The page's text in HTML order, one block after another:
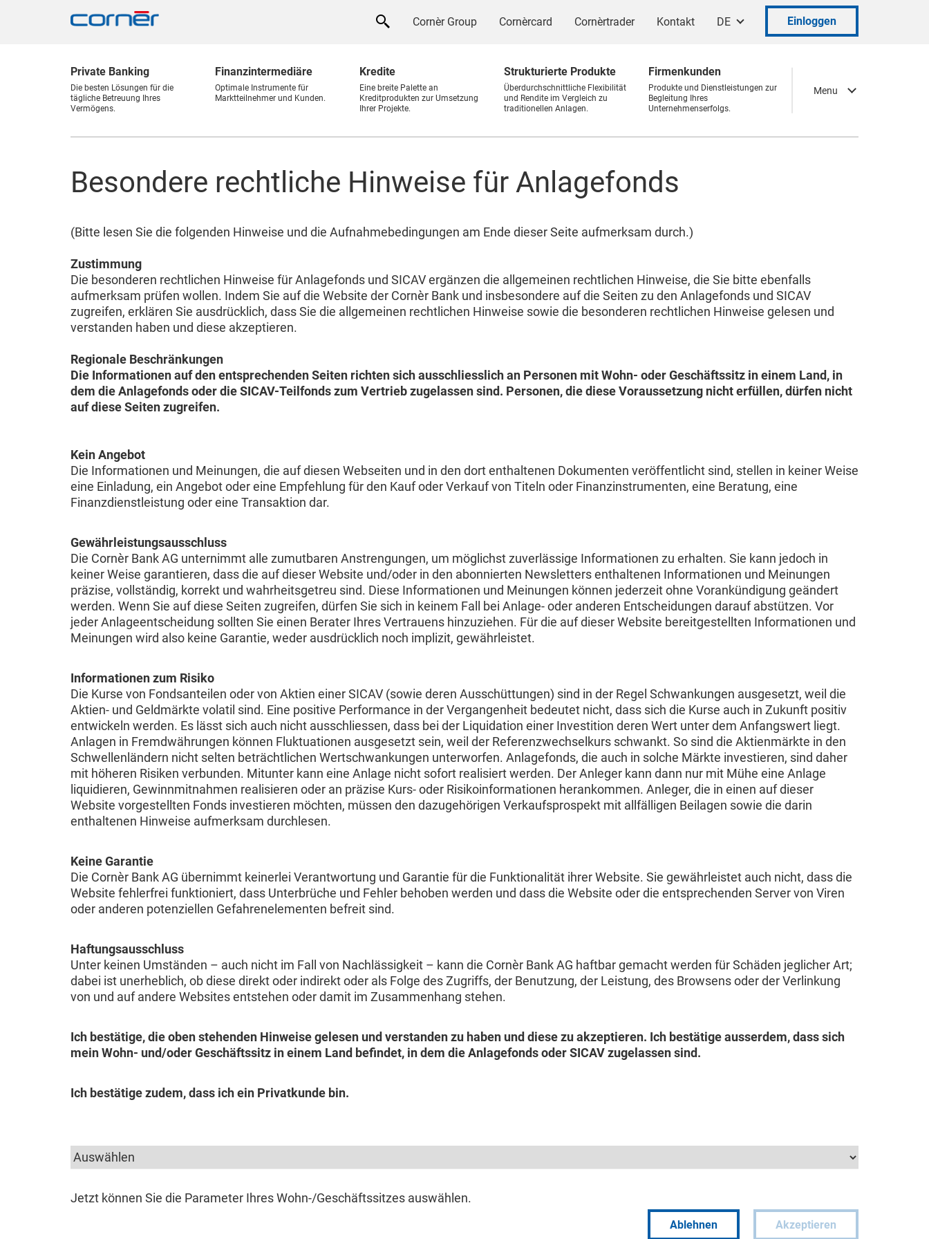
Cornèr Group Cornèrcard Cornèrtrader Kontakt DE Einloggen
Menu
Private Banking
Die besten Lösungen für die
tägliche Betreuung Ihres
Vermögens.
Finanzintermediäre
Optimale Instrumente für
Marktteilnehmer und Kunden.
Kredite
Eine breite Palette an
Kreditprodukten zur Umsetzung
Ihrer Projekte.
Strukturierte Produkte
Überdurchschnittliche Flexibilität
und Rendite im Vergleich zu
traditionellen Anlagen.
Firmenkunden
Produkte und Dienstleistungen zur
Begleitung Ihres
Unternehmenserfolgs.
Besondere rechtliche Hinweise für Anlagefonds
(Bitte lesen Sie die folgenden Hinweise und die Aufnahmebedingungen am Ende dieser Seite aufmerksam durch.)
Zustimmung
Die besonderen rechtlichen Hinweise für Anlagefonds und SICAV ergänzen die allgemeinen rechtlichen Hinweise, die Sie bitte ebenfalls
aufmerksam prüfen wollen. Indem Sie auf die Website der Cornèr Bank und insbesondere auf die Seiten zu den Anlagefonds und SICAV
zugreifen, erklären Sie ausdrücklich, dass Sie die allgemeinen rechtlichen Hinweise sowie die besonderen rechtlichen Hinweise gelesen und
verstanden haben und diese akzeptieren.
Regionale Beschränkungen
Die Informationen auf den entsprechenden Seiten richten sich ausschliesslich an Personen mit Wohn- oder Geschäftssitz in einem Land, in
dem die Anlagefonds oder die SICAV-Teilfonds zum Vertrieb zugelassen sind. Personen, die diese Voraussetzung nicht erfüllen, dürfen nicht
auf diese Seiten zugreifen.
Kein Angebot
Die Informationen und Meinungen, die auf diesen Webseiten und in den dort enthaltenen Dokumenten veröffentlicht sind, stellen in keiner Weise
eine Einladung, ein Angebot oder eine Empfehlung für den Kauf oder Verkauf von Titeln oder Finanzinstrumenten, eine Beratung, eine
Finanzdienstleistung oder eine Transaktion dar.
Gewährleistungsausschluss
Die Cornèr Bank AG unternimmt alle zumutbaren Anstrengungen, um möglichst zuverlässige Informationen zu erhalten. Sie kann jedoch in
keiner Weise garantieren, dass die auf dieser Website und/oder in den abonnierten Newsletters enthaltenen Informationen und Meinungen
präzise, vollständig, korrekt und wahrheitsgetreu sind. Diese Informationen und Meinungen können jederzeit ohne Vorankündigung geändert
werden. Wenn Sie auf diese Seiten zugreifen, dürfen Sie sich in keinem Fall bei Anlage- oder anderen Entscheidungen darauf abstützen. Vor
jeder Anlageentscheidung sollten Sie einen Berater Ihres Vertrauens hinzuziehen. Für die auf dieser Website bereitgestellten Informationen und
Meinungen wird also keine Garantie, weder ausdrücklich noch implizit, gewährleistet.
Informationen zum Risiko
Die Kurse von Fondsanteilen oder von Aktien einer SICAV (sowie deren Ausschüttungen) sind in der Regel Schwankungen ausgesetzt, weil die
Aktien- und Geldmärkte volatil sind. Eine positive Performance in der Vergangenheit bedeutet nicht, dass sich die Kurse auch in Zukunft positiv
entwickeln werden. Es lässt sich auch nicht ausschliessen, dass bei der Liquidation einer Investition deren Wert unter dem Anfangswert liegt.
Anlagen in Fremdwährungen können Fluktuationen ausgesetzt sein, weil der Referenzwechselkurs schwankt. So sind die Aktienmärkte in den
Schwellenländern nicht selten beträchtlichen Wertschwankungen unterworfen. Anlagefonds, die auch in solche Märkte investieren, sind daher
mit höheren Risiken verbunden. Mitunter kann eine Anlage nicht sofort realisiert werden. Der Anleger kann dann nur mit Mühe eine Anlage
liquidieren, Gewinnmitnahmen realisieren oder an präzise Kurs- oder Risikoinformationen herankommen. Anleger, die in einen auf dieser
Website vorgestellten Fonds investieren möchten, müssen den dazugehörigen Verkaufsprospekt mit allfälligen Beilagen sowie die darin
enthaltenen Hinweise aufmerksam durchlesen.
Keine Garantie
Die Cornèr Bank AG übernimmt keinerlei Verantwortung und Garantie für die Funktionalität ihrer Website. Sie gewährleistet auch nicht, dass die
Website fehlerfrei funktioniert, dass Unterbrüche und Fehler behoben werden und dass die Website oder die entsprechenden Server von Viren
oder anderen potenziellen Gefahrenelementen befreit sind.
Haftungsausschluss
Unter keinen Umständen – auch nicht im Fall von Nachlässigkeit – kann die Cornèr Bank AG haftbar gemacht werden für Schäden jeglicher Art;
dabei ist unerheblich, ob diese direkt oder indirekt oder als Folge des Zugriffs, der Benutzung, der Leistung, des Browsens oder der Verlinkung
von und auf andere Websites entstehen oder damit im Zusammenhang stehen.
Ich bestätige, die oben stehenden Hinweise gelesen und verstanden zu haben und diese zu akzeptieren. Ich bestätige ausserdem, dass sich
mein Wohn- und/oder Geschäftssitz in einem Land befindet, in dem die Anlagefonds oder SICAV zugelassen sind.
Ich bestätige zudem, dass ich ein Privatkunde bin.
Jetzt können Sie die Parameter Ihres Wohn-/Geschäftssitzes auswählen.
Akzeptieren
Ablehnen